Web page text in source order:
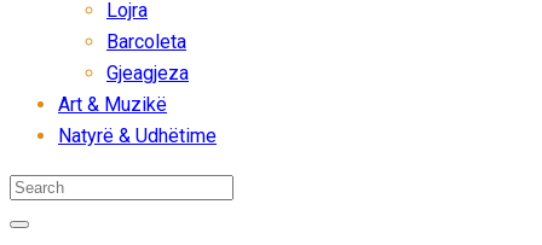
Lojra
Barcoleta
Gjeagjeza
Art & Muzikë
Natyrë & Udhëtime